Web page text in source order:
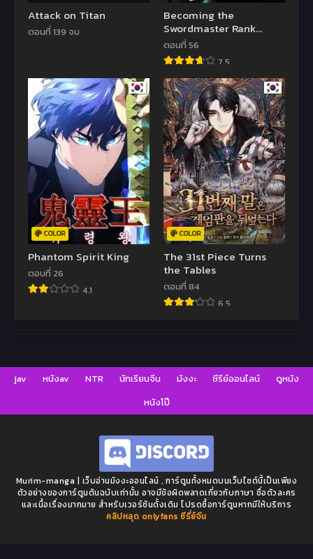
Attack on Titan
ตอนที่ 139 จบ
Becoming the
Swordmaster Rank
Young Lord of the
Sichuan Tang Family
ตอนที่ 56
7.5
COLOR
Phantom Spirit King
ตอนที่ 26
4.1
COLOR
The 31st Piece Turns
the Tables
ตอนที่ 84
6.5
jav หนังav NTR นักเรียนจีน มังงะ ซีรีย์ออนไลน์
ดูหนัง
หนังโป๊
Murim-manga | เว็บอ่านมังงะออนไลน์ , การ์ตูนทั้งหมดบนเว็บไซต์นี้เป็นเพียง
ตัวอย่างของการ์ตูนต้นฉบับเท่านั้น อาจมีข้อผิดพลาดเกี่ยวกับภาษา ชื่อตัวละคร
และเนื้อเรื่องมากมาย สำหรับเวอร์ชันดั้งเดิม โปรดซื้อการ์ตูนหากมีให้บริการ
คลิปหลุด onlyfans ซีรี่ย์จีน